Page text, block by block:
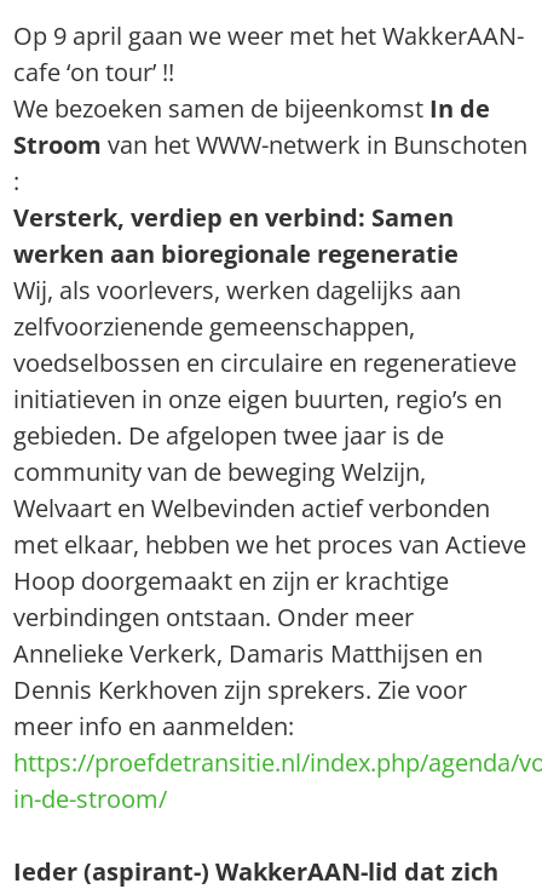
Op 9 april gaan we weer met het WakkerAAN-
cafe ‘on tour’ !!
We bezoeken samen de bijeenkomst In de
Stroom van het WWW-netwerk in Bunschoten
:
Versterk, verdiep en verbind: Samen
werken aan bioregionale regeneratie
Wij, als voorlevers, werken dagelijks aan
zelfvoorzienende gemeenschappen,
voedselbossen en circulaire en regeneratieve
initiatieven in onze eigen buurten, regio’s en
gebieden. De afgelopen twee jaar is de
community van de beweging Welzijn,
Welvaart en Welbevinden actief verbonden
met elkaar, hebben we het proces van Actieve
Hoop doorgemaakt en zijn er krachtige
verbindingen ontstaan. Onder meer
Annelieke Verkerk, Damaris Matthijsen en
Dennis Kerkhoven zijn sprekers. Zie voor
meer info en aanmelden:
https://proefdetransitie.nl/index.php/agenda/
in-de-stroom/
Ieder (aspirant-) WakkerAAN-lid dat zich